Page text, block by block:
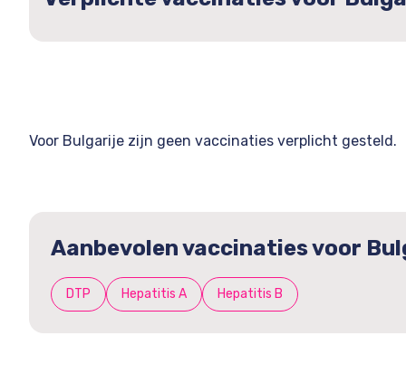
Voor Bulgarije zijn geen vaccinaties verplicht gesteld.
Aanbevolen vaccinaties voor
DTP Hepatitis A Hepatitis B